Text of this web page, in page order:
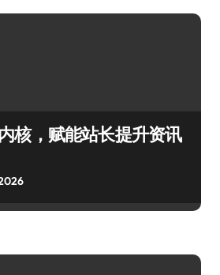
核，赋能站长提升资讯